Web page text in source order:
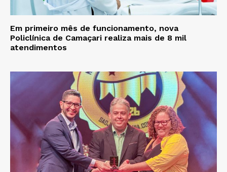
Em primeiro mês de funcionamento, nova
Policlínica de Camaçari realiza mais de 8 mil
atendimentos